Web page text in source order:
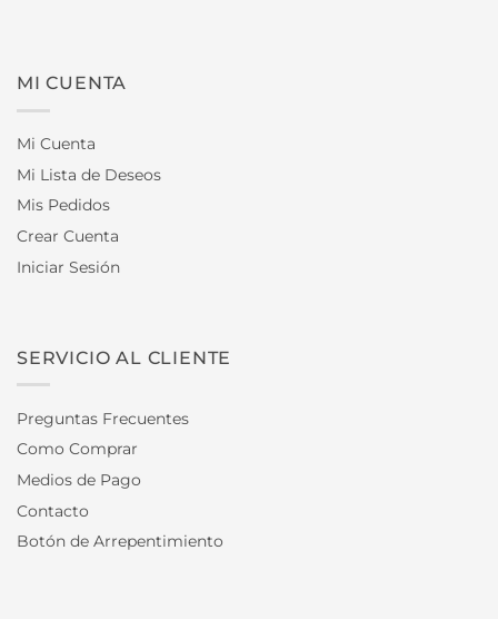
MI CUENTA
Mi Cuenta
Mi Lista de Deseos
Mis Pedidos
Crear Cuenta
Iniciar Sesión
SERVICIO AL CLIENTE
Preguntas Frecuentes
Como Comprar
Medios de Pago
Contacto
Botón de Arrepentimiento